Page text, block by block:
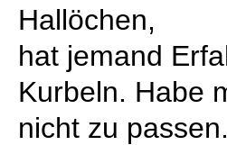
Hallöchen,
hat jemand
Kurbeln. Habe
nicht zu